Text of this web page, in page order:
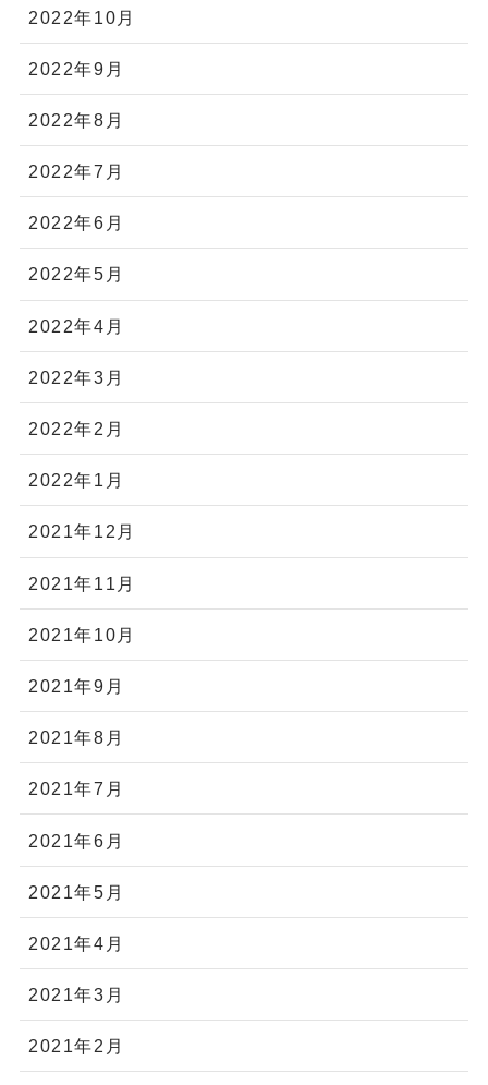
2022年10月
2022年9月
2022年8月
2022年7月
2022年6月
2022年5月
2022年4月
2022年3月
2022年2月
2022年1月
2021年12月
2021年11月
2021年10月
2021年9月
2021年8月
2021年7月
2021年6月
2021年5月
2021年4月
2021年3月
2021年2月